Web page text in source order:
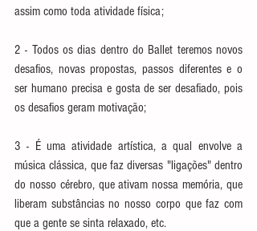
assim como toda atividade física;
2 - Todos os dias dentro do Ballet teremos novos
desafios, novas propostas, passos diferentes e o
ser humano precisa e gosta de ser desafiado, pois
os desafios geram motivação;
3 - É uma atividade artística, a qual envolve a
música clássica, que faz diversas "ligações" dentro
do nosso cérebro, que ativam nossa memória, que
liberam substâncias no nosso corpo que faz com
que a gente se sinta relaxado, etc.